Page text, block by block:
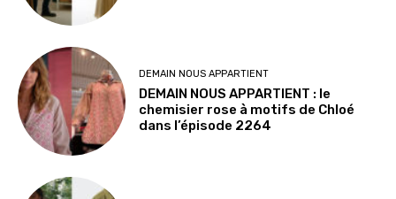
DEMAIN NOUS APPARTIENT
DEMAIN NOUS APPARTIENT : le
chemisier rose à motifs de Chloé
dans l’épisode 2264